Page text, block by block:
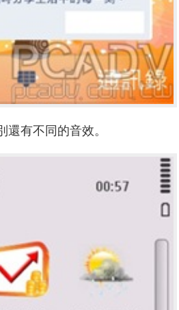
有不同的音效。